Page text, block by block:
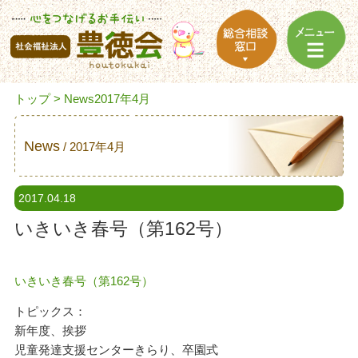
トップ> News2017年4月
News 2017年4月
2017.04.18
いきいき春号（第162号）
いきいき春号（第162号）
トピックス：
新年度、挨拶
児童発達支援センターきらり、卒園式